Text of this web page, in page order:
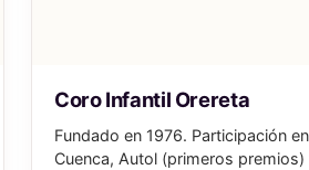
Coro Infantil Orereta
Fundado en 1976. Participación
Cuenca, Autol (primeros premios)